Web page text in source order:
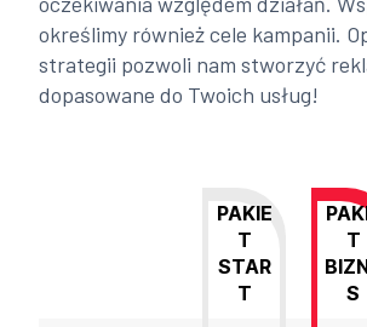
określimy również cele kampanii.
strategii pozwoli nam stworzyć
dopasowane do Twoich usług!
PAKIE
T
STAR
T
T
S